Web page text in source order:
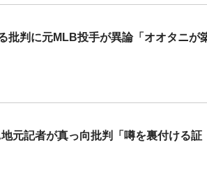
判に元MLB投手が異論「オオタニが
元記者が真っ向批判「噂を裏付ける証